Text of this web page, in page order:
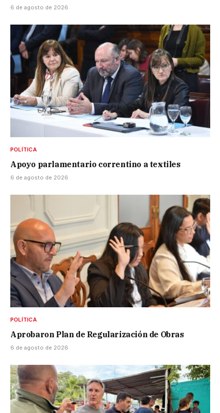
6 de agosto de 2026
POLÍTICA
Apoyo parlamentario correntino a textiles
6 de agosto de 2026
POLÍTICA
Aprobaron Plan de Regularización de Obras
6 de agosto de 2026